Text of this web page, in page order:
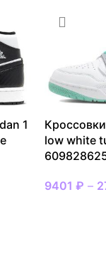
1
low white
9401₽ –